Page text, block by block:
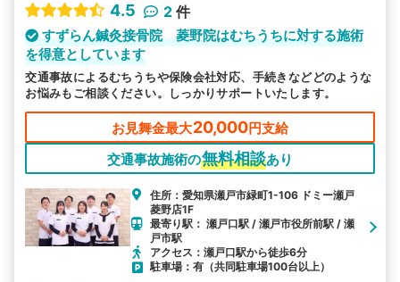
その他の検索方法
駅から探す
4.5
2 件
すずらん鍼灸接骨院 菱野院はむちうちに対する施術
を得意としています
交通事故によるむちうちや保険会社対応、手続きなどどのような
お悩みもご相談ください。しっかりサポートいたします。
お見舞金最大20,000円支給
交通事故施術の無料相談あり
住所：愛知県瀬戸市緑町1-106 ドミー瀬戸
菱野店1F
最寄り駅： 瀬戸口駅 / 瀬戸市役所前駅 / 瀬
戸市駅
アクセス：瀬戸口駅から徒歩6分
駐車場：有（共同駐車場100台以上）